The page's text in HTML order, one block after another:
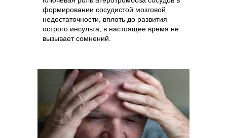
формировании сосудистой мозговой
недостаточности, вплоть до развития
острого инсульта, в настоящее время не
вызывает сомнений.